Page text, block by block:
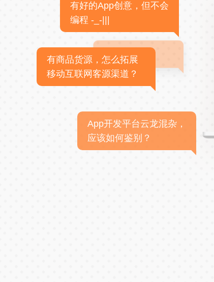
有好的App创意，但不会
编程 -_-|||
有商品货源，怎么拓展
移动互联网客源渠道？
App开发平台云龙混杂，
应该如何鉴别？